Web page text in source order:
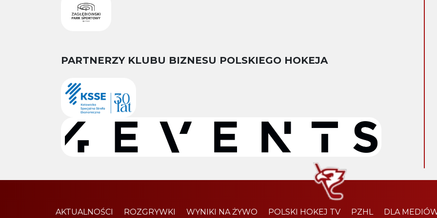
PARTNERZY KLUBU BIZNESU POLSKIEGO HOKEJA
AKTUALNOŚCI ROZGRYWKI WYNIKI NA ŻYWO POLSKI HOKEJ TV PZHL DLA